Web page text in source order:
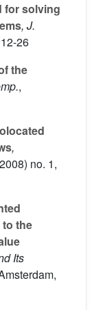
for solving
, J.
26
the
,
,
no. 1,
the
Its